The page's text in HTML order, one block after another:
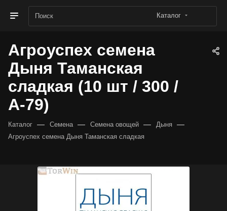
Каталог
Агроуспех семена
Дыня Таманская
сладкая (10 шт / 300 /
А-79)
Каталог — Семена — Семена овощей — Дыня —
Агроуспех семена Дыня Таманская сладкая